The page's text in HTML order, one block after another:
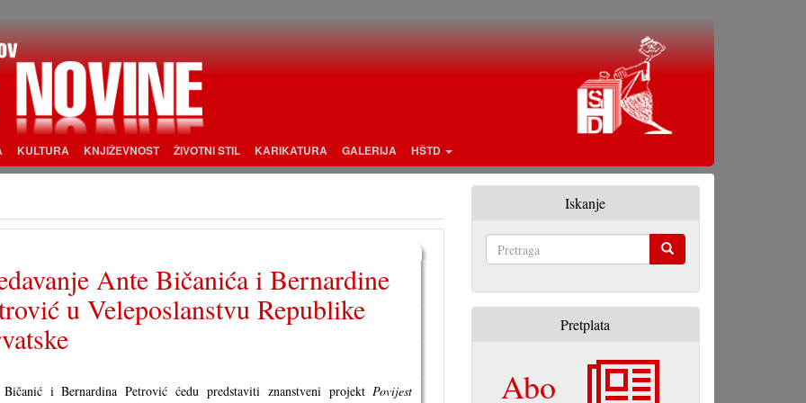
KULTURA KNJIŽEVNOST ŽIVOTNI STIL KARIKATURA GALERIJA HŠTD
Ante Bičanića i Bernardine
u Veleposlanstvu Republike
i Bernardina Petrović ćedu predstaviti znanstveni projektPovijest
Iskanje
Pretplata
Abo